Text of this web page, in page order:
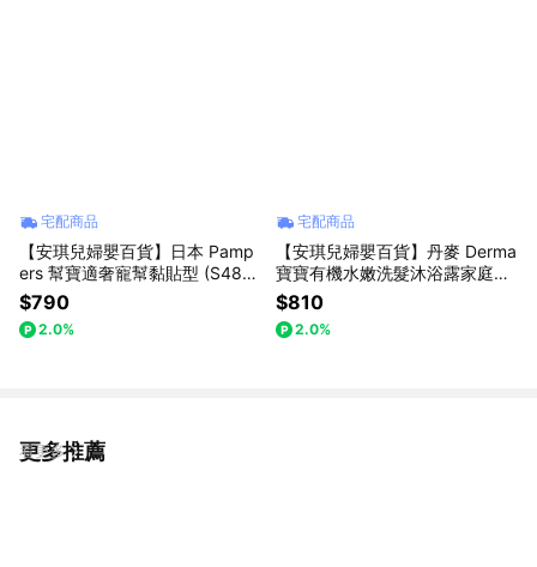
宅配商品
【安琪兒婦嬰百貨】日本 Pamp
ers 幫寶適奢寵幫黏貼型 (S48
片)
$790
2.0%
宅配商品
【安琪兒婦嬰百貨】丹麥 Derma
寶寶有機水嫩洗髮沐浴露家庭號
500ml
$810
2.0%
更多推薦
看更多